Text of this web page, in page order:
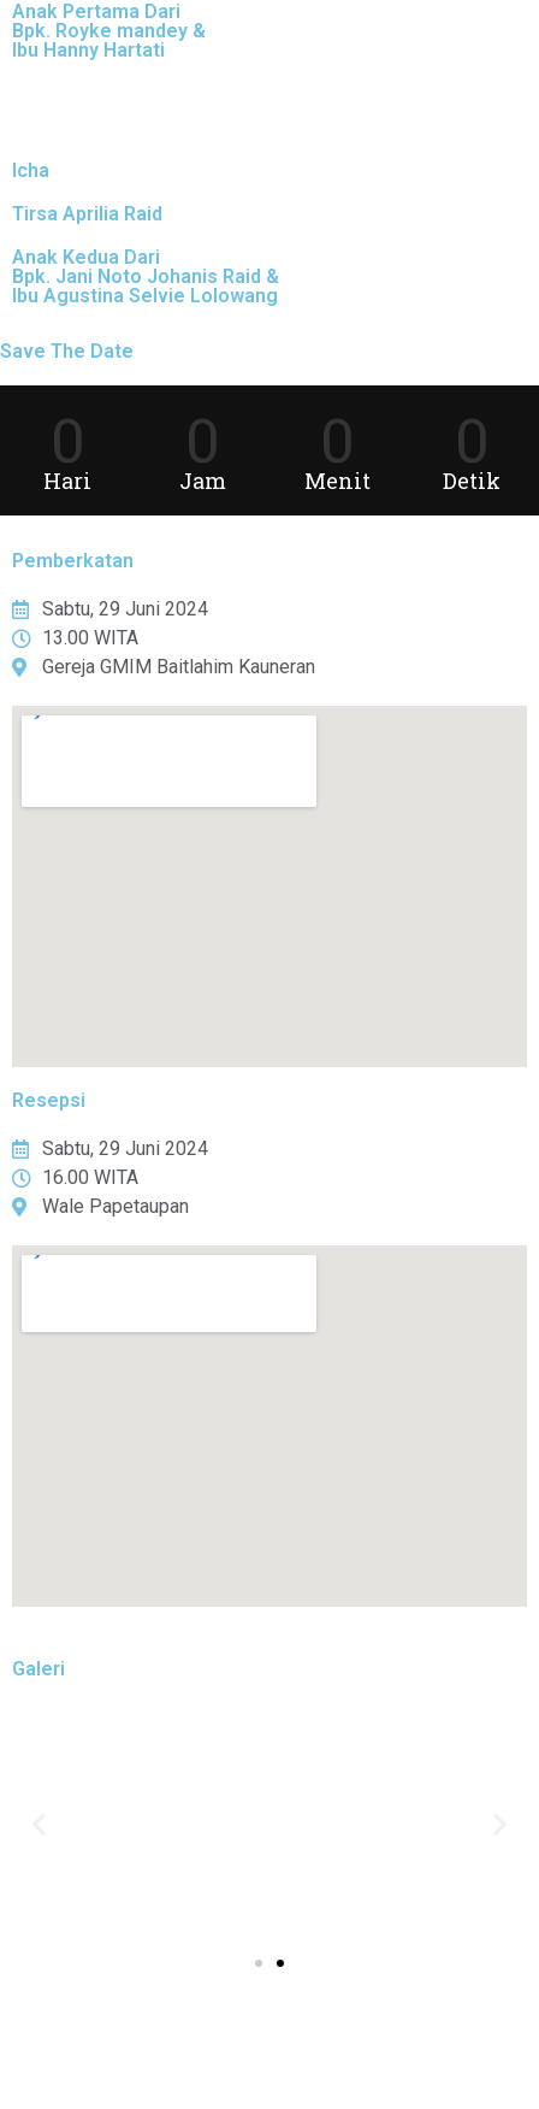
Anak Pertama Dari
Bpk. Royke mandey &
Ibu Hanny Hartati
Icha
Tirsa Aprilia Raid
Anak Kedua Dari
Bpk. Jani Noto Johanis Raid &
Ibu Agustina Selvie Lolowang
Save The Date
0
Hari
0
Jam
0
Menit
0
Detik
Pemberkatan
Sabtu, 29 Juni 2024
13.00 WITA
Gereja GMIM Baitlahim Kauneran
Resepsi
Sabtu, 29 Juni 2024
16.00 WITA
Wale Papetaupan
Galeri